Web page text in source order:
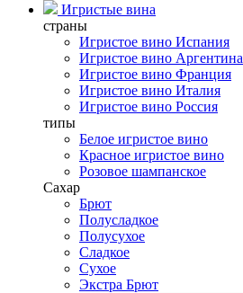
Игристые вина
страны
Игристое вино Испания
Игристое вино Аргентина
Игристое вино Франция
Игристое вино Италия
Игристое вино Россия
типы
Белое игристое вино
Красное игристое вино
Розовое шампанское
Сахар
Брют
Полусладкое
Полусухое
Сладкое
Сухое
Экстра Брют